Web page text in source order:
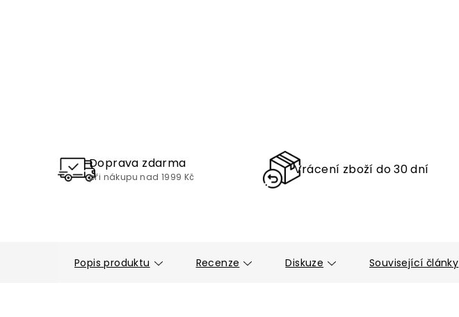
Doprava zdarma
při nákupu nad 1999 Kč Vrácení zboží do 30 dní
Popis produktu Recenze Diskuze Související články